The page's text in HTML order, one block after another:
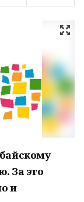
За это
и